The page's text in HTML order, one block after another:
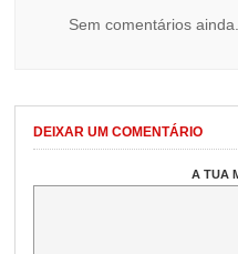
Sem comentários
DEIXAR UM COMENTÁRIO
A TUA